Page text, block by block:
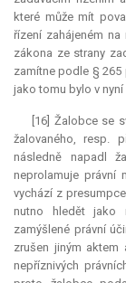
které může mít
řízení zahájeném
zákona ze strany
zamítne podle § 265
jako tomu bylo v
[16] Žalobce se
žalovaného, resp.
následně napadl
neprolamuje právní
vychází zpresumpce
nutno hledět jako
zamýšlené právní
zrušen jiným aktem
nepříznivých